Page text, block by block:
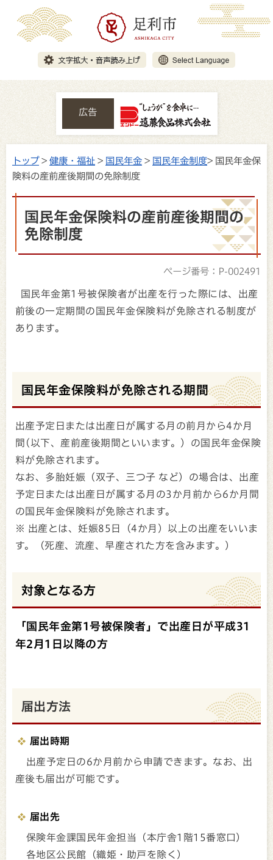
広告
トップ> 健康・福祉 > 国民年金 > 国民年金制度> 国民年金保
険料の産前産後期間の免除制度
国民年金保険料の産前産後期間の
免除制度
ページ番号：P-002491
国民年金第1号被保険者が出産を行った際には、出産
前後の一定期間の国民年金保険料が免除される制度が
あります。
国民年金保険料が免除される期間
出産予定日または出産日が属する月の前月から4か月
間(以下、産前産後期間といいます。）の国民年金保険
料が免除されます。
なお、多胎妊娠（双子、三つ子 など）の場合は、出産
予定日または出産日が属する月の3か月前から6か月間
の国民年金保険料が免除されます。
※ 出産とは、妊娠85日（4か月）以上の出産をいいま
す。（死産、流産、早産された方を含みます。）
対象となる方
「国民年金第1号被保険者」で出産日が平成31
年2月1日以降の方
届出方法
届出時期
出産予定日の6か月前から申請できます。なお、出
産後も届出が可能です。
届出先
保険年金課国民年金担当（本庁舎1階15番窓口）
各地区公民館（織姫・助戸を除く）